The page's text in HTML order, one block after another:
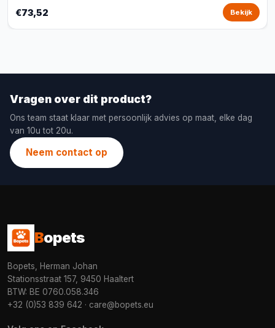
€73,52 Bekijk
Vragen over dit product?
Ons team staat klaar met persoonlijk advies op maat, elke dag
van 10u tot 20u.
Neem contact op
Bopets
Bopets, Herman Johan
Stationsstraat 157, 9450 Haaltert
BTW: BE 0760.058.346
+32 (0)53 839 642 · care@bopets.eu